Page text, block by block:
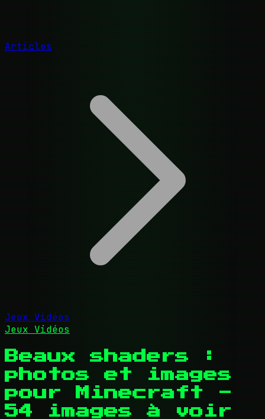
Articles
Jeux Vidéos
Jeux Vidéos
Beaux shaders :
photos et images
pour Minecraft -
54 images à voir